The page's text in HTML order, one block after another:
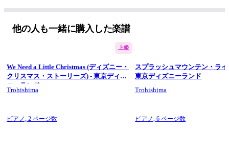
＜アレンジコンセプト＞
この曲で特徴的なハモリを大切にしながらも、左手はシンプル
にリズムを刻んで、弾きやすくアレンジしました。
関連動画…「スプラッシュマウンテン・ライドスルー / 東京デ
✅チャンネル登録・Twitter・Instagramのフォローをぜひお願い
します！
ッキーのマジカルミュージックワールド　#楽譜　#ピアノ　#
ソロ　#trohishima
他の人も一緒に購入した楽譜
上級
We Need a Little Christmas (ディズニー・
クリスマス・ストーリーズ) - 東京ディズ
ニーランド
Trohishima
ピアノ, 2 ページ数
スプラッシュマウンテン・ラ
東京ディズニーランド
Trohishima
ピアノ,6 ページ数